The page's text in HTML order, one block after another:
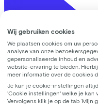
Nederlands
Back to top
© Lease a Bike. All Rights
Cookie statement
Cookie instellingen
Wij gebruiken cookies
We plaatsen cookies om uw
analyse van onze
gepersonaliseerde inhoud en
website-ervaring te bieden.
meer informatie over de cookies
Je kan je cookie-instellingen altijd
'Cookie instellingen' welke je kan
Vervolgens klik je op de tab ‘Mijn